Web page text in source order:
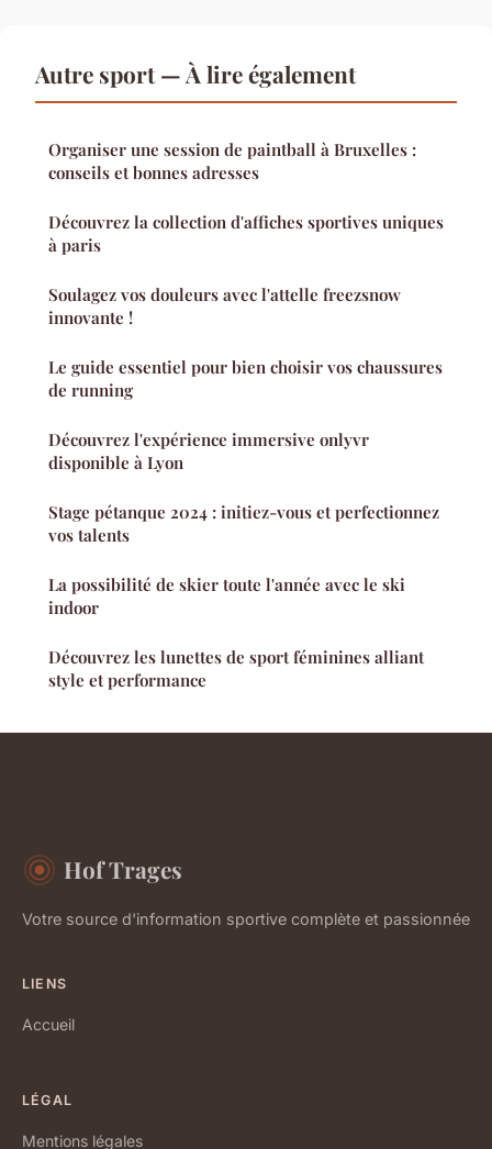
Autre sport — À lire également
Organiser une session de paintball à Bruxelles :
conseils et bonnes adresses
Découvrez la collection d'affiches sportives uniques
à paris
Soulagez vos douleurs avec l'attelle freezsnow
innovante !
Le guide essentiel pour bien choisir vos chaussures
de running
Découvrez l'expérience immersive onlyvr
disponible à Lyon
Stage pétanque 2024 : initiez-vous et perfectionnez
vos talents
La possibilité de skier toute l'année avec le ski
indoor
Découvrez les lunettes de sport féminines alliant
style et performance
Hof Trages
Votre source d'information sportive complète et passionnée
LIENS
Accueil
LÉGAL
Mentions légales